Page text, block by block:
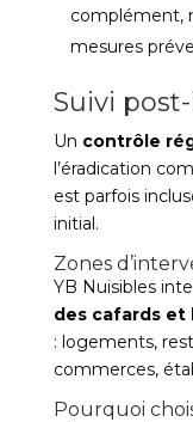
complément,
mesures
Suivi
Un contrôle
l’éradication
est parfois
initial.
Zones
YB Nuisibles
des cafards et
: logements,
commerces,
Pourquoi